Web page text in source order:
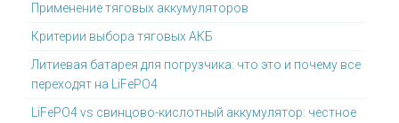
Применение тяговых аккумуляторов
Критерии выбора тяговых АКБ
Литиевая батарея для погрузчика: что это и почему все
переходят на LiFePO4
LiFePO4 vs свинцово-кислотный аккумулятор: честное